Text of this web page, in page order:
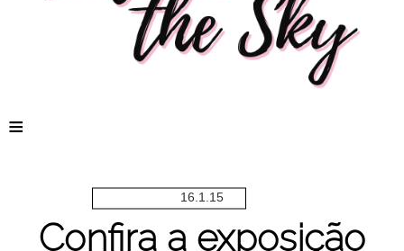
≡
16.1.15
Confira a exposição